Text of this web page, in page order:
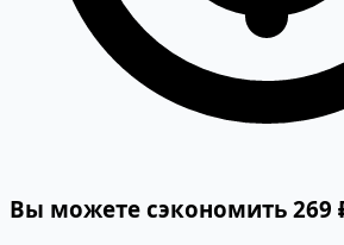
Вы можете сэкономить 269